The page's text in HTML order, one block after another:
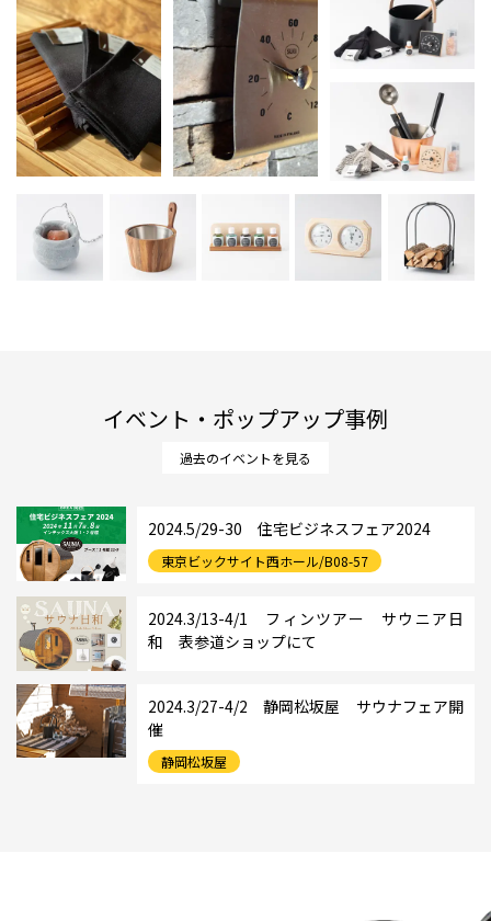
イベント・ポップアップ事例
過去のイベントを見る
2024.5/29-30 住宅ビジネスフェア2024
東京ビックサイト西ホール/B08-57
2024.3/13-4/1 フィンツアー サウニア日
和 表参道ショップにて
2024.3/27-4/2 静岡松坂屋 サウナフェア開
催
静岡松坂屋